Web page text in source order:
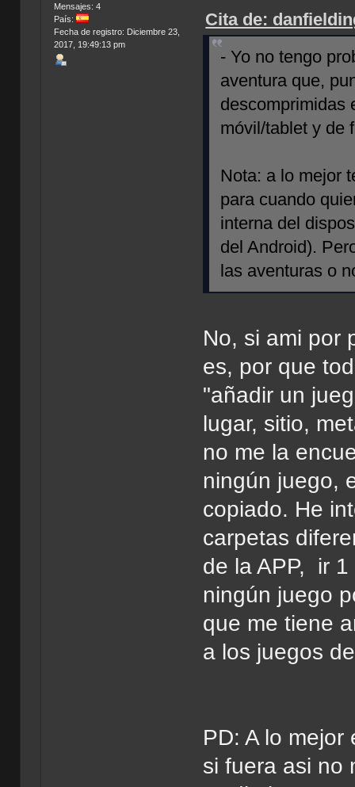
Mensajes: 4
País:
Fecha de registro: Diciembre 23,
2017, 19:49:13 pm
Cita de:
- Yo no tengo
aventura que,
descomprimidas
móvil/tablet y de
Nota: a lo mejor
para cuando
interna del
del Android).
las aventuras o
No, si ami por
es, por que
"añadir un
lugar, sitio,
no me la
ningún juego,
copiado. He
carpetas
de la APP, ir
ningún juego
que me tiene
a los juegos
PD: A lo
si fuera asi no